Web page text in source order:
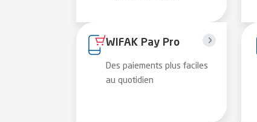
WIFAK Pay Pro
Des paiements plus faciles
au quotidien